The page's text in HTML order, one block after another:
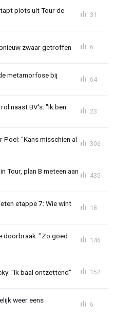
plots uit Tour de
31
zwaar getroffen 6
metamorfose bij
64
naast BV's: "Ik ben
23
Poel: "Kans misschien al
306
Tour, plan B meteen aan
435
etappe 7: Wie wint
18
doorbraak: "Zo goed
146
"Ik baal ontzettend" 152
weer eens
6